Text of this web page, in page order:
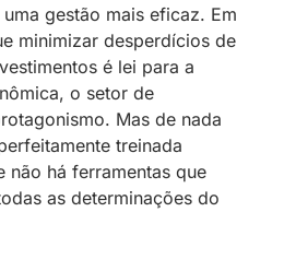
gestão mais eficaz. Em
minimizar desperdícios de
é lei para a
o setor de
Mas de nada
treinada
não há ferramentas que
as determinações do